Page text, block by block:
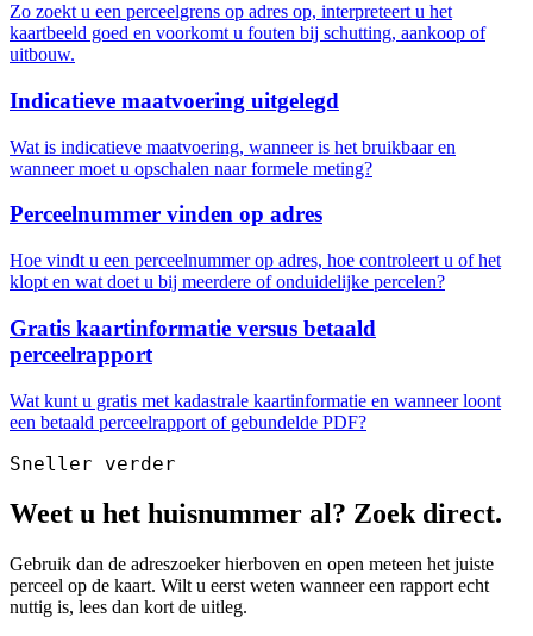
Zo zoekt u een perceelgrens op adres op, interpreteert u het
kaartbeeld goed en voorkomt u fouten bij schutting, aankoop of
uitbouw.
Indicatieve maatvoering uitgelegd
Wat is indicatieve maatvoering, wanneer is het bruikbaar en
wanneer moet u opschalen naar formele meting?
Perceelnummer vinden op adres
Hoe vindt u een perceelnummer op adres, hoe controleert u of het
klopt en wat doet u bij meerdere of onduidelijke percelen?
Gratis kaartinformatie versus betaald
perceelrapport
Wat kunt u gratis met kadastrale kaartinformatie en wanneer loont
een betaald perceelrapport of gebundelde PDF?
Sneller verder
Weet u het huisnummer al? Zoek direct.
Gebruik dan de adreszoeker hierboven en open meteen het juiste
perceel op de kaart. Wilt u eerst weten wanneer een rapport echt
nuttig is, lees dan kort de uitleg.